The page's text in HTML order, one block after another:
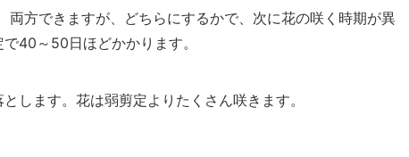
方できますが、どちらにするかで、次に花の咲く時期が異
40～50日ほどかかります。
します。花は弱剪定よりたくさん咲きます。